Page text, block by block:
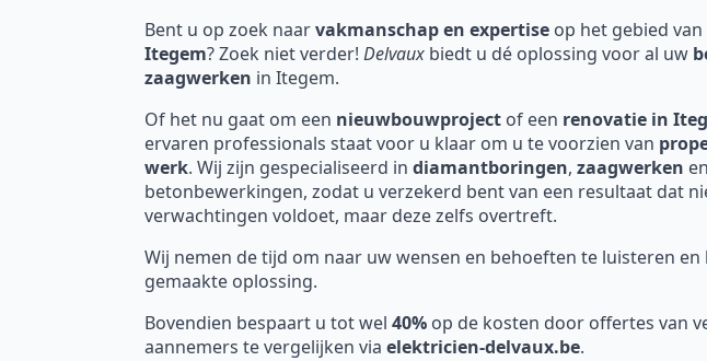
Bent u op zoek naarvakmanschap en expertise op het gebied van
Itegem? Zoek niet verder! Delvaux biedt u dé oplossing voor al uw
zaagwerken in Itegem.
Of het nu gaat om een nieuwbouwproject of een renovatie in
ervaren professionals staat voor u klaar om u te voorzien van
werk. Wij zijn gespecialiseerd in diamantboringen, zaagwerken
betonbewerkingen, zodat u verzekerd bent van een resultaat dat
verwachtingen voldoet, maar deze zelfs overtreft.
Wij nemen de tijd om naar uw wensen en behoeften te luisteren
gemaakte oplossing.
Bovendien bespaart u tot wel 40% op de kosten door offertes van
aannemers te vergelijken via elektricien-delvaux.be.